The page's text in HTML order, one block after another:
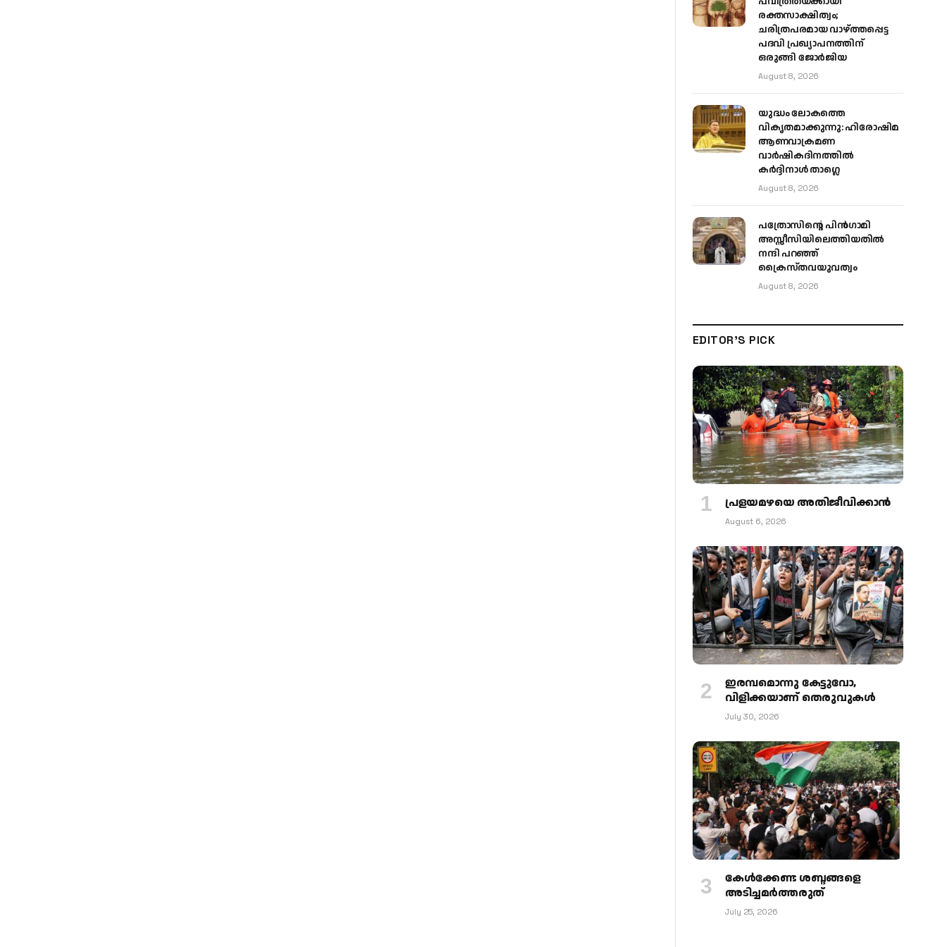
രക്തസാക്ഷിത്വം;
ചരിത്രപരമായ വാഴ്ത്തപ്പെട്ട
പദവി പ്രഖ്യാപനത്തിന്
ഒരുങ്ങി ജോര്‍ജിയ
August 8, 2026
യുദ്ധം ലോകത്തെ
വികൃതമാക്കുന്നു: ഹിരോഷിമ
ആണവാക്രമണ
വാർഷികദിനത്തിൽ
കർദ്ദിനാൾ താഗ്ലെ
August 8, 2026
പത്രോസിന്റെ പിൻഗാമി
അസ്സീസിയിലെത്തിയതിൽ
നന്ദി പറഞ്ഞ്
ക്രൈസ്തവയുവത്വം
August 8, 2026
EDITOR'S PICK
പ്രളയമഴയെ അതിജീവിക്കാന്‍
August 6, 2026
ഇരമ്പമൊന്നു കേട്ടുവോ,
വിളിക്കയാണ് തെരുവുകള്‍
July 30, 2026
കേള്‍ക്കേണ്ട ശബ്ദങ്ങളെ
അടിച്ചമര്‍ത്തരുത്
July 25, 2026